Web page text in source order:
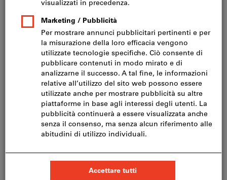
Ordinabili per multipli di: 10 articoli
Nel carrello
Consegna in 3-4 giorni lavorativi
Si prega di notare i tempi di consegna prolungati:
e pertanto non è disponibile a magazzino.